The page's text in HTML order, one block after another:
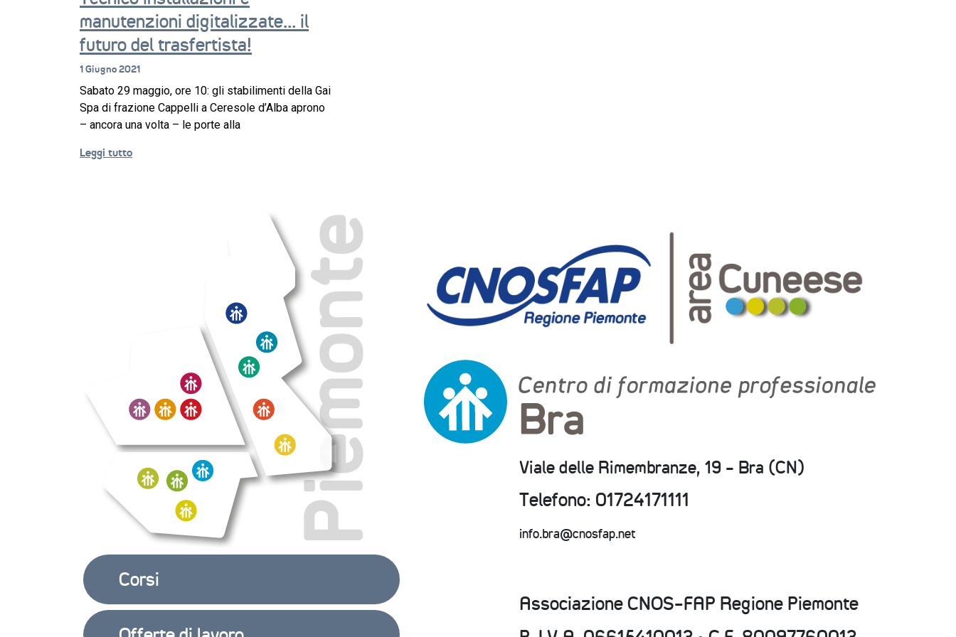
manutenzioni digitalizzate… il
futuro del trasfertista!
1 Giugno 2021
Sabato 29 maggio, ore 10: gli stabilimenti della Gai
Spa di frazione Cappelli a Ceresole d’Alba aprono
– ancora una volta – le porte alla
Leggi tutto
Corsi
Viale delle Rimembranze, 19 - Bra (CN)
Telefono: 01724171111
info.bra@cnosfap.net
Associazione CNOS-FAP Regione Piemonte